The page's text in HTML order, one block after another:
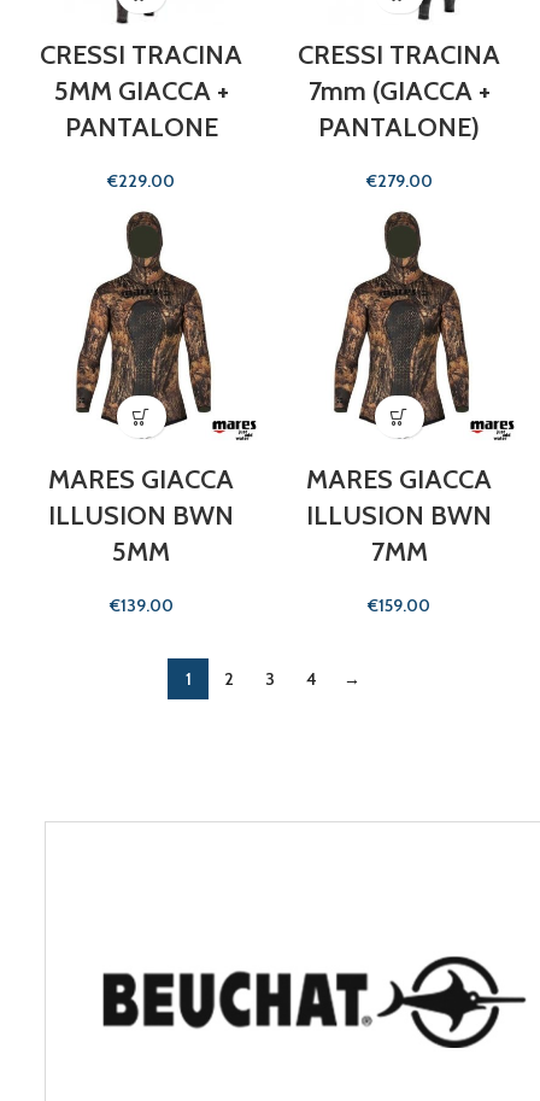
CRESSI TRACINA
5MM GIACCA +
PANTALONE
€
CRESSI TRACINA
7mm (GIACCA +
PANTALONE)
€
MARES GIACCA
ILLUSION BWN
5MM
€
MARES GIACCA
ILLUSION BWN
7MM
€
1 2 3 4 →